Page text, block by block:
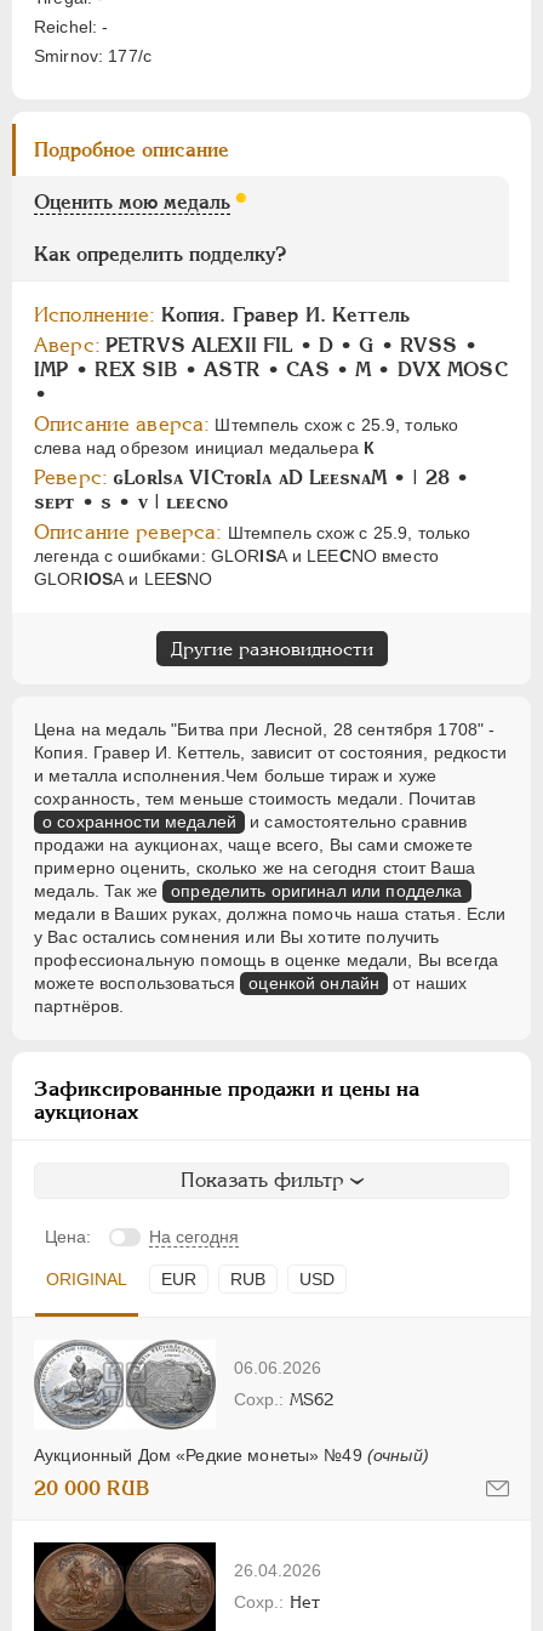
Reichel: -
Smirnov: 177/c
Подробное описание
Оценить мою медаль
Как определить подделку?
Исполнение: Копия. Гравер И. Кеттель
Аверс: PETRVS ALEXII FIL • D • G • RVSS •
IMP • REX SIB • ASTR • CAS • M • DVX MOSC
•
Описание аверса: Штемпель схож с 25.9, только
слева над обрезом инициал медальера К
Реверс: ɢLoʀlsᴀ VICᴛoʀIᴀ ᴀD LᴇᴇsɴᴀM • | 28 •
sᴇᴘᴛ • s • ᴠ | ʟᴇᴇcɴo
Описание реверса: Штемпель схож с 25.9, только
легенда с ошибками: GLORISА и LEECNO вместо
GLORIOSА и LEESNO
Другие разновидности
Цена на медаль "Битва при Лесной, 28 сентября 1708" -
Копия. Гравер И. Кеттель, зависит от состояния, редкости
и металла исполнения.Чем больше тираж и хуже
сохранность, тем меньше стоимость медали. Почитав
о сохранности медалей и самостоятельно сравнив
продажи на аукционах, чаще всего, Вы сами сможете
примерно оценить, сколько же на сегодня стоит Ваша
медаль. Так же определить оригинал или подделка
медали в Ваших руках, должна помочь наша статья. Если
у Вас остались сомнения или Вы хотите получить
профессиональную помощь в оценке медали, Вы всегда
можете воспользоваться оценкой онлайн
от наших
партнёров.
Зафиксированные продажи и цены на
аукционах
Показать фильтр
Цена: На сегодня
ORIGINAL EUR RUB USD
06.06.2026
Аукционный Дом «Редкие монеты» №49 (очный)
MS62
20 000 RUB
26.04.2026
Нет
АЛЕКСАНДР II
АЛЕКСАНДР III